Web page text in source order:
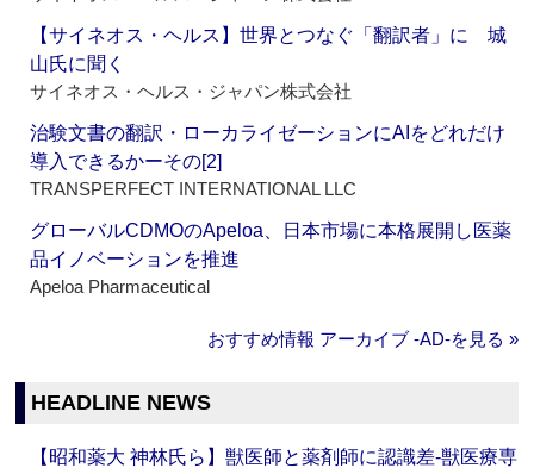
【サイネオス・ヘルス】世界とつなぐ「翻訳者」に 城
山氏に聞く
サイネオス・ヘルス・ジャパン株式会社
治験文書の翻訳・ローカライゼーションにAIをどれだけ
導入できるかーその[2]
TRANSPERFECT INTERNATIONAL LLC
グローバルCDMOのApeloa、日本市場に本格展開し医薬
品イノベーションを推進
Apeloa Pharmaceutical
おすすめ情報 アーカイブ ‐AD‐を見る »
HEADLINE NEWS
【昭和薬大 神林氏ら】獣医師と薬剤師に認識差‐獣医療専